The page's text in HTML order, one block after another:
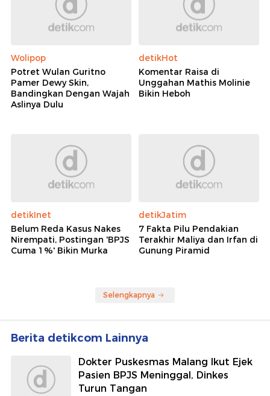
Wolipop
Potret Wulan Guritno
Pamer Dewy Skin,
Bandingkan Dengan Wajah
Aslinya Dulu
detikHot
Komentar Raisa di
Unggahan Mathis Molinie
Bikin Heboh
detikInet
Belum Reda Kasus Nakes
Nirempati, Postingan 'BPJS
Cuma 1%' Bikin Murka
detikJatim
7 Fakta Pilu Pendakian
Terakhir Maliya dan Irfan di
Gunung Piramid
Selengkapnya
Berita detikcom Lainnya
Dokter Puskesmas Malang Ikut Ejek
Pasien BPJS Meninggal, Dinkes
Turun Tangan